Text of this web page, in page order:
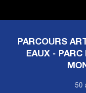
PARCOURS
EAUX - PARC
50